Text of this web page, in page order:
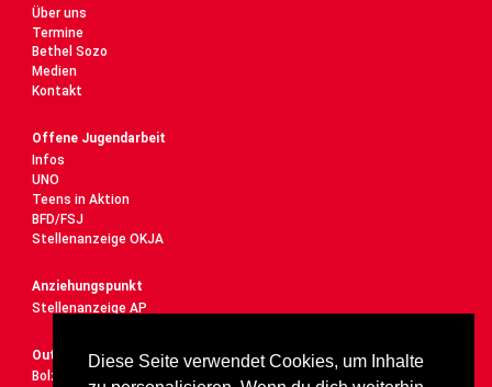
Diese Seite verwendet Cookies, um Inhalte
Über uns
Termine
Bethel Sozo
Medien
Kontakt
Offene Jugendarbeit
Infos
UNO
Teens in Aktion
BFD/FSJ
Stellenanzeige OKJA
Anziehungspunkt
Stellenanzeige AP
Outdoor
Bolzplatz